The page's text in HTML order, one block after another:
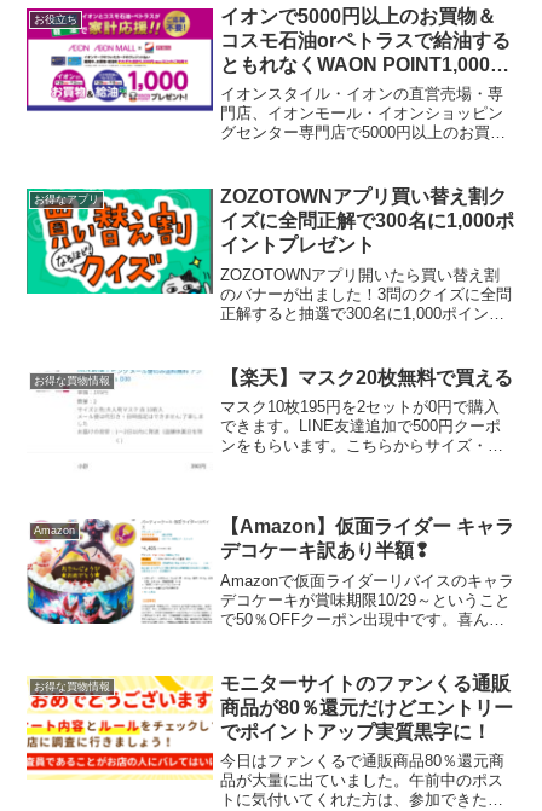
レブン抽選できるリンクです。よかった
ら...
お役立ち
イオンで5000円以上のお買物＆
コスモ石油orペトラスで給油する
ともれなくWAON POINT1,000ポ
イントもらえる
イオンスタイル・イオンの直営売場・専
門店、イオンモール・イオンショッピン
グセンター専門店で5000円以上のお買物
ーン。4/29～5/2 イオンで 5000円...
お得なアプリ
ZOZOTOWNアプリ買い替え割ク
イズに全問正解で300名に1,000ポ
イントプレゼント
ZOZOTOWNアプリ開いたら買い替え割
のバナーが出ました！3問のクイズに全問
正解すると抽選で300名に1,000ポイント
と、すぐには再表示されないかもしれな
いので、そ...
お得な買物情報 【楽天】マスク20枚無料で買える
マスク10枚195円を2セットが0円で購入
できます。LINE友達追加で500円クーポ
ンをもらいます。こちらからサイズ・色
S...
Amazon
【Amazon】仮面ライダー キャラ
デコケーキ訳あり半額❢
Amazonで仮面ライダーリバイスのキャラ
デコケーキが賞味期限10/29～ということ
で50％OFFクーポン出現中です。喜んで
仮面ライダーリバイス
お得な買物情報
モニターサイトのファンくる通販
商品が80％還元だけどエントリー
でポイントアップ実質黒字に！
今日はファンくるで通販商品80％還元商
品が大量に出ていました。午前中のポス
トに気付いてくれた方は、参加できたで